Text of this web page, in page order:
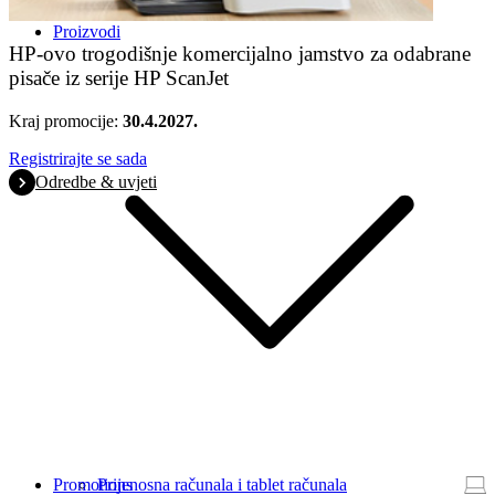
Proizvodi
Prijenosna računala i tablet računala
Promotions
HP-ovo trogodišnje komercijalno jamstvo za odabrane
pisače iz serije HP ScanJet
Kraj promocije: 30.4.2027.
Registrirajte se sada
Odredbe & uvjeti